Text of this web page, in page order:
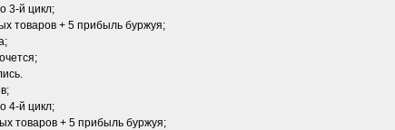
3-й цикл;
товаров + 5 прибыль буржуя;
4-й цикл;
товаров + 5 прибыль буржуя;